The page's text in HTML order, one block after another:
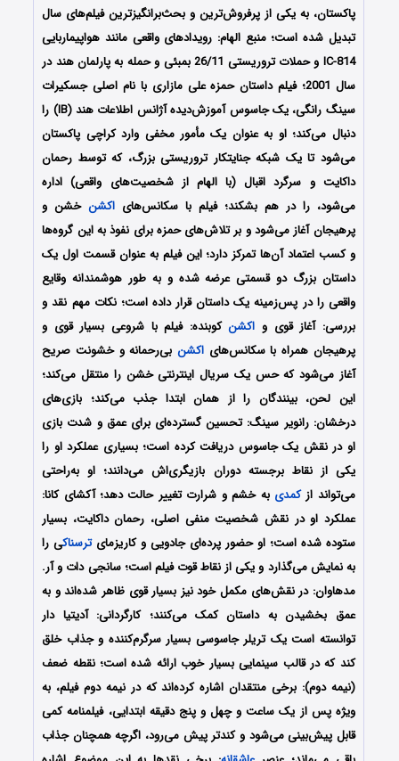
پاکستان، به یکی از پرفروش‌ترین و بحث‌برانگیزترین فیلم‌های سال
تبدیل شده است؛منبع الهام: رویدادهای واقعی مانند هواپیماربایی
IC-814 و حملات تروریستی 26/11 بمبئی و حمله به پارلمان هند در
سال 2001؛ فیلم داستان حمزه علی مازاری با نام اصلی جسکیرات
سینگ رانگی، یک جاسوس آموزش‌دیده آژانس اطلاعات هند (IB) را
دنبال می‌کند؛ او به عنوان یک مأمور مخفی وارد کراچی پاکستان
می‌شود تا یک شبکه جنایتکار تروریستی بزرگ، که توسط رحمان
داکایت و سرگرد اقبال (با الهام از شخصیت‌های واقعی) اداره
می‌شود، را در هم بشکند؛ فیلم با سکانس‌های اکشنخشن و
پرهیجان آغاز می‌شود و بر تلاش‌های حمزه برای نفوذ به این گروه‌ها
و کسب اعتماد آن‌ها تمرکز دارد؛ این فیلم به عنوان قسمت اول یک
داستان بزرگ دو قسمتی عرضه شده و به طور هوشمندانه وقایع
واقعی را در پس‌زمینه یک داستان قرار داده است؛ نکات مهم نقد و
بررسی: آغاز قوی و اکشنکوبنده: فیلم با شروعی بسیار قوی و
پرهیجان همراه با سکانس‌های اکشن بی‌رحمانه و خشونت صریح
آغاز می‌شود که حس یک سریال اینترنتی خشن را منتقل می‌کند؛
این لحن، بینندگان را از همان ابتدا جذب می‌کند؛ بازی‌های
درخشان: رانویر سینگ: تحسین گسترده‌ای برای عمق و شدت بازی
او در نقش یک جاسوس دریافت کرده است؛ بسیاری عملکرد او را
یکی از نقاط برجسته دوران بازیگری‌اش می‌دانند؛ او به‌راحتی
می‌تواند ازکمدی به خشم و شرارت تغییر حالت دهد؛ آکشای کانا:
عملکرد او در نقش شخصیت منفی اصلی، رحمان داکایت، بسیار
ستوده شده است؛ او حضور پرده‌ای جادویی و کاریزمایترسناکی را
به نمایش می‌گذارد و یکی از نقاط قوت فیلم است؛ سانجی دات و آر.
مدهاوان: در نقش‌های مکمل خود نیز بسیار قوی ظاهر شده‌اند و به
عمق بخشیدن به داستان کمک می‌کنند؛ کارگردانی: آدیتیا دار
توانسته است یک تریلر جاسوسی بسیار سرگرم‌کننده و جذاب خلق
کند که در قالب سینمایی بسیار خوب ارائه شده است؛ نقطه ضعف
(نیمه دوم): برخی منتقدان اشاره کرده‌اند که در نیمه دوم فیلم، به
ویژه پس از یک ساعت و چهل و پنج دقیقه ابتدایی، فیلمنامه کمی
قابل پیش‌بینی می‌شود و کندتر پیش می‌رود، اگرچه همچنان جذاب